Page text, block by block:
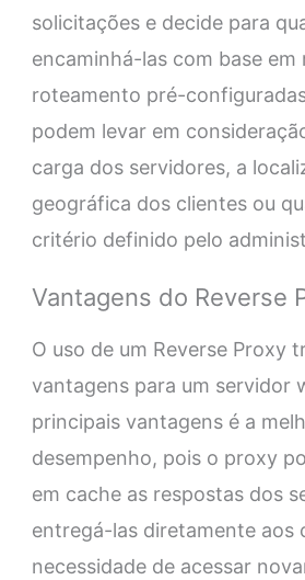
solicitações e decide para
encaminhá-las com base em
roteamento pré-
podem levar em
carga dos servidores, a
geográfica dos clientes ou
critério definido pelo
Vantagens do Reverse
O uso de um Reverse Proxy
vantagens para um servidor
principais vantagens é a
desempenho, pois o proxy
em cache as respostas dos
entregá-las diretamente aos
necessidade de acessar